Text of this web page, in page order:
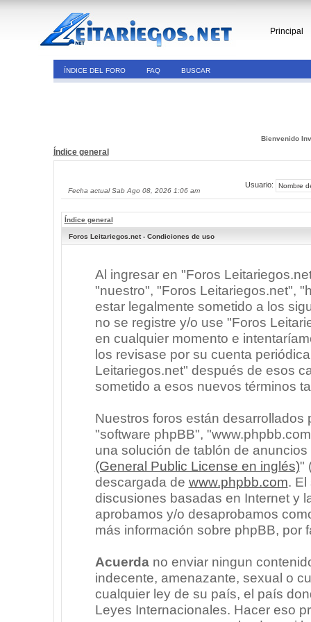
Principal
ÍNDICE DEL FORO FAQ BUSCAR
Bienvenido
Índice general
Fecha actual Sab Ago 08, 2026 1:06 am
Usuario:
Índice general
Foros Leitariegos.net - Condiciones de uso
Al ingresar en "Foros
"nuestro", "Foros Leitariegos.net",
estar legalmente sometido a los
no se registre y/o use "Foros
en cualquier momento e
los revisase por su cuenta
Leitariegos.net" después de esos
sometido a esos nuevos términos
Nuestros foros están
"software phpBB",
una solución de tablón de
(General Public License en inglés)"
descargada de www.phpbb.com. El
discusiones basadas en Internet y
aprobamos y/o desaprobamos
más información sobre phpBB, por
Acuerdano enviar ningun
indecente, amenazante, sexual o
cualquier ley de su país, el país
Leyes Internacionales. Hacer eso